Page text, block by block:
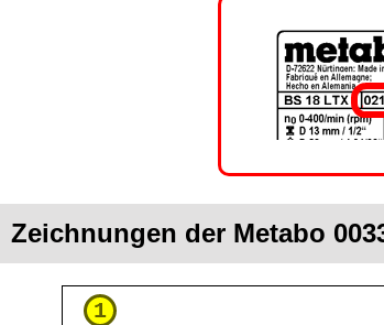
Zeichnungen der Metabo
1